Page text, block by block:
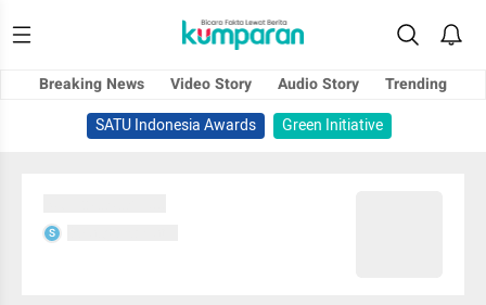
Breaking News Video Story Audio Story
Trending
SATU Indonesia Awards
Green Initiative
S